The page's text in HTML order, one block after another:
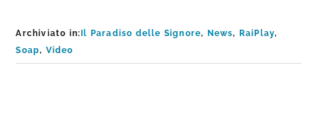
Archiviato in: Il Paradiso delle Signore, News, RaiPlay,
Soap, Video